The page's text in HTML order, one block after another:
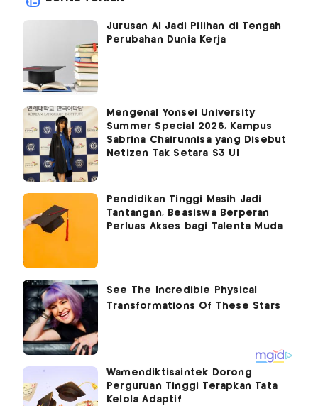
Jurusan AI Jadi Pilihan di Tengah
Perubahan Dunia Kerja
Mengenal Yonsei University
Summer Special 2026, Kampus
Sabrina Chairunnisa yang Disebut
Netizen Tak Setara S3 UI
Pendidikan Tinggi Masih Jadi
Tantangan, Beasiswa Berperan
Perluas Akses bagi Talenta Muda
Wamendiktisaintek Dorong
Perguruan Tinggi Terapkan Tata
Kelola Adaptif